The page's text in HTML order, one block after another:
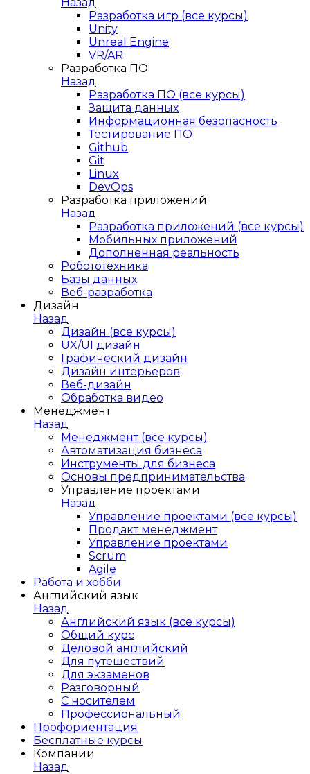
Разработка игр (все курсы)
Unity
Unreal Engine
VR/AR
Разработка ПО
Назад
Разработка ПО (все курсы)
Защита данных
Информационная безопасность
Тестирование ПО
Github
Git
Linux
DevOps
Разработка приложений
Назад
Разработка приложений (все курсы)
Мобильных приложений
Дополненная реальность
Робототехника
Базы данных
Веб-разработка
Дизайн
Назад
Дизайн (все курсы)
UX/UI дизайн
Графический дизайн
Дизайн интерьеров
Веб-дизайн
Обработка видео
Менеджмент
Назад
Менеджмент (все курсы)
Автоматизация бизнеса
Инструменты для бизнеса
Основы предпринимательства
Управление проектами
Назад
Управление проектами (все курсы)
Продакт менеджмент
Управление проектами
Scrum
Agile
Работа и хобби
Английский язык
Назад
Английский язык (все курсы)
Общий курс
Деловой английский
Для путешествий
Для экзаменов
Разговорный
С носителем
Профессиональный
Профориентация
Бесплатные курсы
Компании
Назад